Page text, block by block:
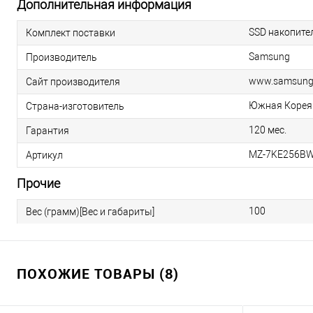
Дополнительная информация
Комплект поставки SSD
Производитель Samsung
Сайт производителя
Страна-изготовитель Южная Корея
Гарантия 120 мес.
Артикул MZ-
Прочие
Вес (грамм)[Вес и габариты] 100
ПОХОЖИЕ ТОВАРЫ (8)